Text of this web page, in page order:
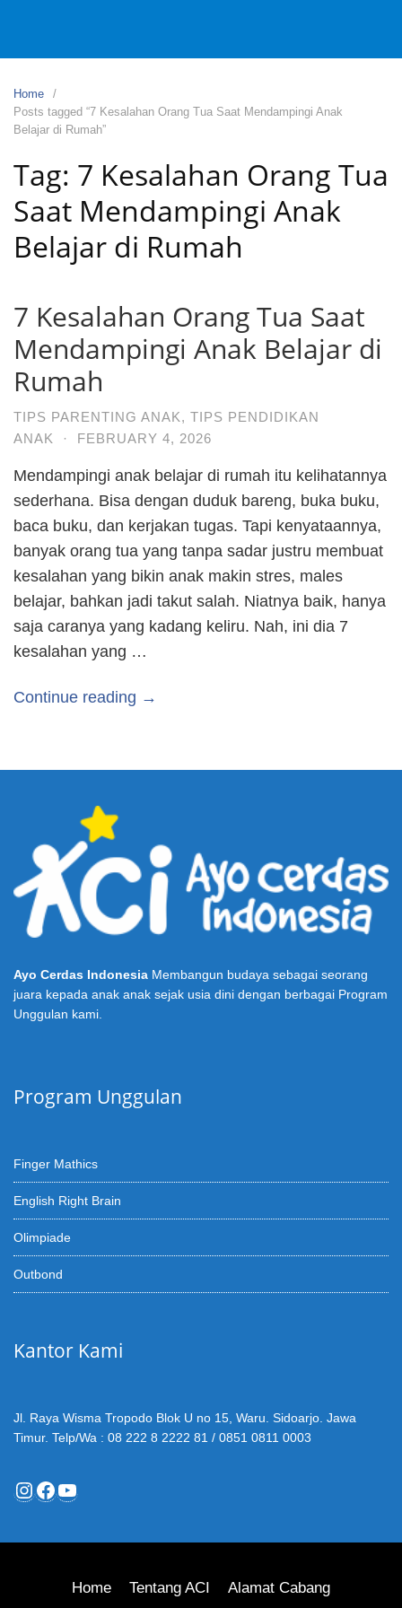
Home
Posts tagged “7 Kesalahan Orang Tua Saat Mendampingi Anak
Belajar di Rumah”
Tag: 7 Kesalahan Orang Tua
Saat Mendampingi Anak
Belajar di Rumah
7 Kesalahan Orang Tua Saat
Mendampingi Anak Belajar di
Rumah
TIPS PARENTING ANAK, TIPS PENDIDIKAN
ANAK
· FEBRUARY 4, 2026
Mendampingi anak belajar di rumah itu kelihatannya
sederhana. Bisa dengan duduk bareng, buka buku,
baca buku, dan kerjakan tugas. Tapi kenyataannya,
banyak orang tua yang tanpa sadar justru membuat
kesalahan yang bikin anak makin stres, males
belajar, bahkan jadi takut salah. Niatnya baik, hanya
saja caranya yang kadang keliru. Nah, ini dia 7
kesalahan yang …
Continue reading →
Ayo Cerdas Indonesia Membangun budaya sebagai seorang
juara kepada anak anak sejak usia dini dengan berbagai Program
Unggulan kami.
Program Unggulan
Finger Mathics
English Right Brain
Olimpiade
Outbond
Kantor Kami
Jl. Raya Wisma Tropodo Blok U no 15, Waru. Sidoarjo. Jawa
Timur. Telp/Wa : 08 222 8 2222 81 / 0851 0811 0003
Instagram
Facebook
YouTube
Home Tentang ACI Alamat Cabang